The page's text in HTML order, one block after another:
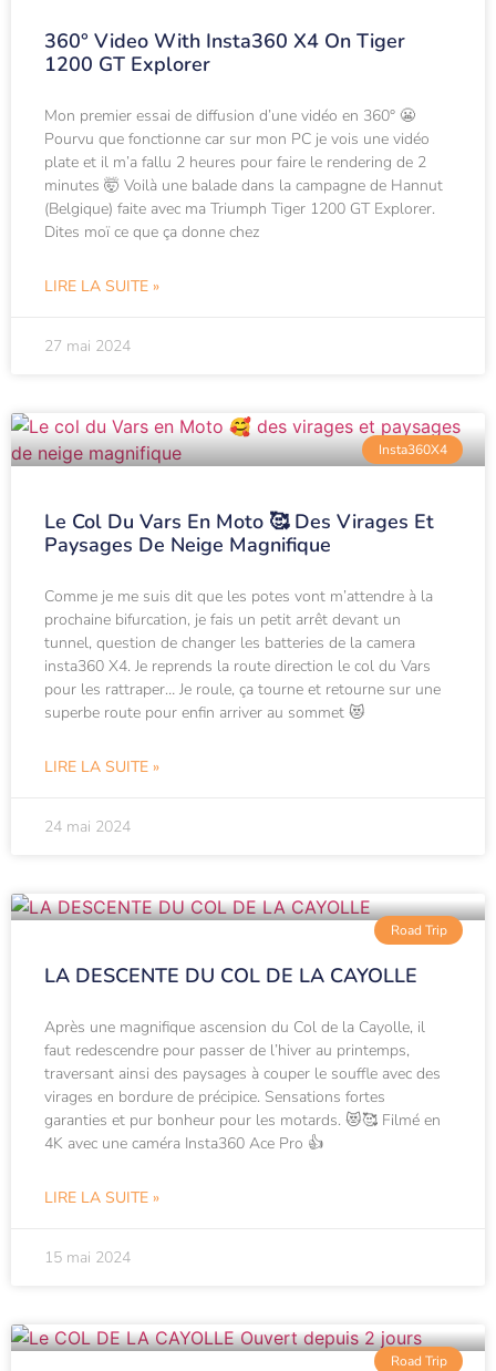
360° Video With Insta360 X4 On Tiger
1200 GT Explorer
Mon premier essai de diffusion d’une vidéo en 360° 😬
Pourvu que fonctionne car sur mon PC je vois une vidéo
plate et il m’a fallu 2 heures pour faire le rendering de 2
minutes 🤯 Voilà une balade dans la campagne de Hannut
(Belgique) faite avec ma Triumph Tiger 1200 GT Explorer.
Dites moï ce que ça donne chez
LIRE LA SUITE »
27 mai 2024
Insta360X4
Le Col Du Vars En Moto 🥰 Des Virages Et
Paysages De Neige Magnifique
Comme je me suis dit que les potes vont m’attendre à la
prochaine bifurcation, je fais un petit arrêt devant un
tunnel, question de changer les batteries de la camera
insta360 X4. Je reprends la route direction le col du Vars
pour les rattraper… Je roule, ça tourne et retourne sur une
superbe route pour enfin arriver au sommet 😻
LIRE LA SUITE »
24 mai 2024
Road Trip
LA DESCENTE DU COL DE LA CAYOLLE
Après une magnifique ascension du Col de la Cayolle, il
faut redescendre pour passer de l’hiver au printemps,
traversant ainsi des paysages à couper le souffle avec des
virages en bordure de précipice. Sensations fortes
garanties et pur bonheur pour les motards. 😻🥰 Filmé en
4K avec une caméra Insta360 Ace Pro 👍
LIRE LA SUITE »
15 mai 2024
Road Trip